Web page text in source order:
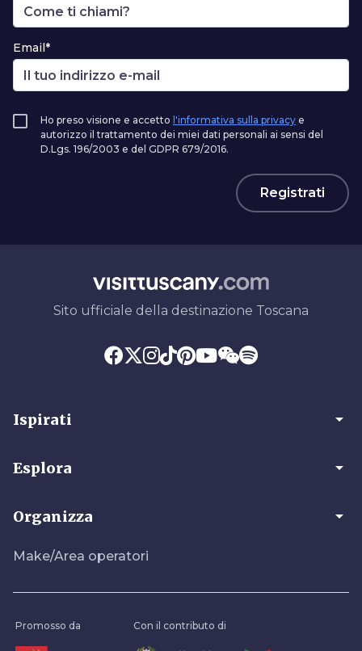
Email*
Ho preso visione e accetto l'informativa sulla privacy e
autorizzo il trattamento dei miei dati personali ai sensi del
D.Lgs. 196/2003 e del GDPR 679/2016.
Registrati
Sito ufficiale della destinazione Toscana
Ispirati arrow_drop_down
Esplora arrow_drop_down
Organizza arrow_drop_down
Make/Area operatori
Promosso da Con il contributo di